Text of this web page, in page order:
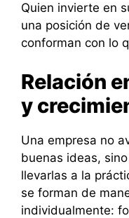
Quien invierte en
una posición de
conforman con lo
Relación
y
Una empresa no
buenas ideas,
llevarlas a la
se forman de
individualmente: